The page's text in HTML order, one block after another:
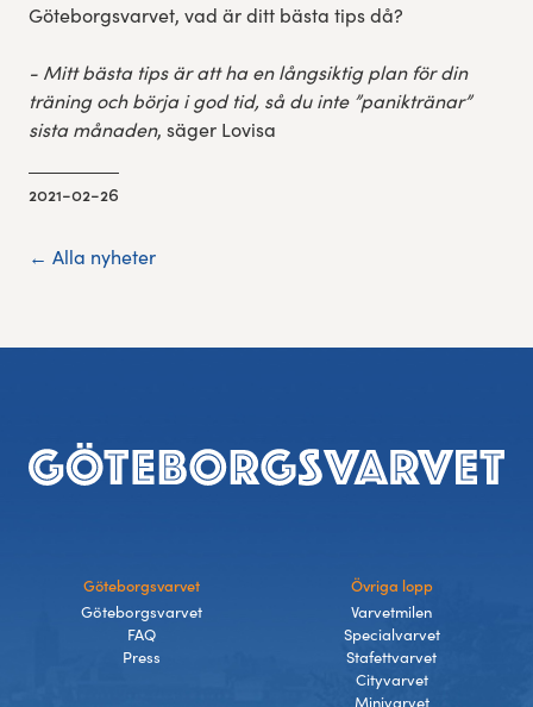
Göteborgsvarvet, vad är ditt bästa tips då?
- Mitt bästa tips är att ha en långsiktig plan för din
träning och börja i god tid, så du inte ”paniktränar”
sista månaden, säger Lovisa
2021-02-26
← Alla nyheter
Footer
Göteborgsvarvet
Göteborgsvarvet
FAQ
Press
Övriga lopp
Varvetmilen
Specialvarvet
Stafettvarvet
Cityvarvet
Minivarvet